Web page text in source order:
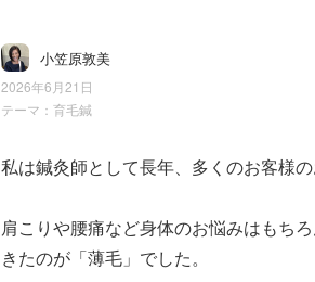
小笠原敦美
2026年6月21日
テーマ： 育毛鍼
私は鍼灸師として長年、多くのお客様
肩こりや腰痛など身体のお悩みはもち
きたのが「薄毛」でした。